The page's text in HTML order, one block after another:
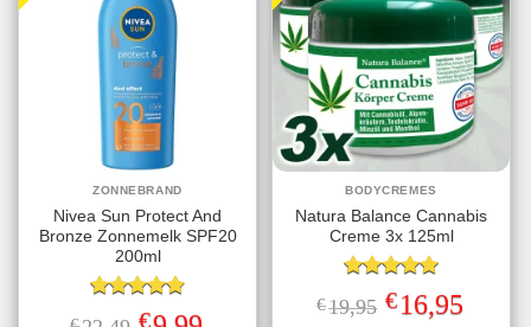
ZONNEBRAND
Nivea Sun Protect And
Bronze Zonnemelk SPF20
200ml
Gewaardeerd
Oorspronkelijke
€
Huidige
BODYCREMES
Natura Balance Cannabis
Creme 3x 125ml
Gewaardeerd
5.00uit 5
€19,95 Oorspronkelijke
prijs
€16,95prijs